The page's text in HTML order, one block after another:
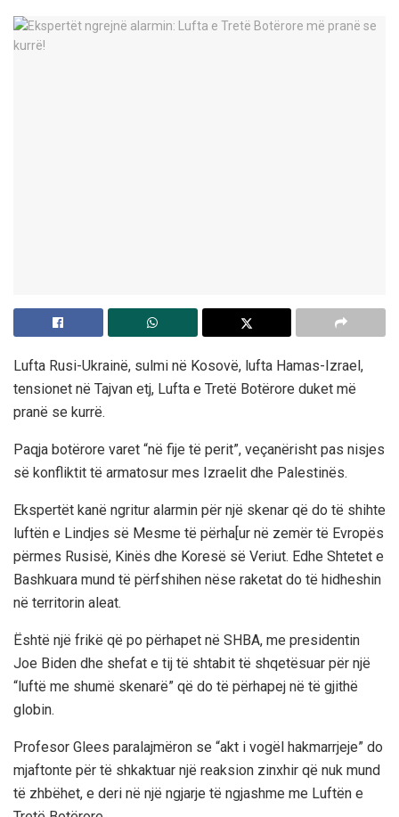
Lufta Rusi-Ukrainë, sulmi në Kosovë, lufta Hamas-Izrael,
tensionet në Tajvan etj, Lufta e Tretë Botërore duket më
pranë se kurrë.
Paqja botërore varet “në fije të perit”, veçanërisht pas nisjes
së konfliktit të armatosur mes Izraelit dhe Palestinës.
Ekspertët kanë ngritur alarmin për një skenar që do të shihte
luftën e Lindjes së Mesme të përha[ur në zemër të Evropës
përmes Rusisë, Kinës dhe Koresë së Veriut. Edhe Shtetet e
Bashkuara mund të përfshihen nëse raketat do të hidheshin
në territorin aleat.
Është një frikë që po përhapet në SHBA, me presidentin
Joe Biden dhe shefat e tij të shtabit të shqetësuar për një
“luftë me shumë skenarë” që do të përhapej në të gjithë
globin.
Profesor Glees paralajmëron se “akt i vogël hakmarrjeje” do
mjaftonte për të shkaktuar një reaksion zinxhir që nuk mund
të zhbëhet, e deri në një ngjarje të ngjashme me Luftën e